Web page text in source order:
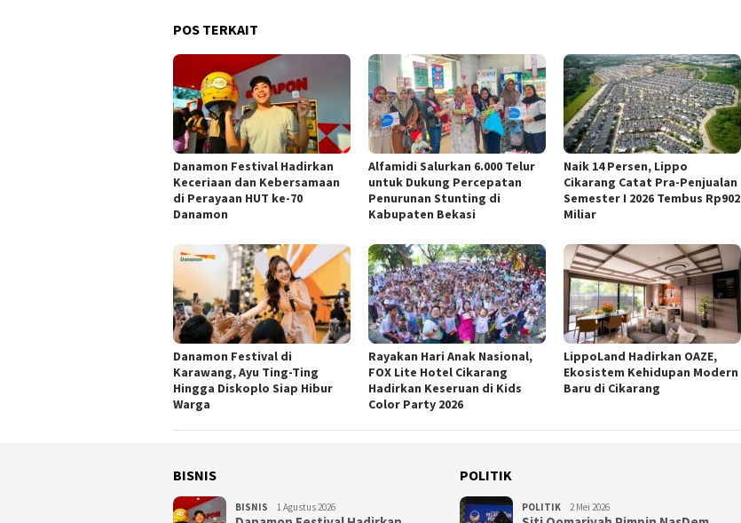
POS TERKAIT
Danamon Festival Hadirkan
Keceriaan dan Kebersamaan
di Perayaan HUT ke-70
Danamon
Alfamidi Salurkan 6.000 Telur
untuk Dukung Percepatan
Penurunan Stunting di
Kabupaten Bekasi
Naik 14 Persen, Lippo
Cikarang Catat Pra-Penjualan
Semester I 2026 Tembus Rp902
Miliar
Danamon Festival di
Karawang, Ayu Ting-Ting
Hingga Diskoplo Siap Hibur
Warga
Rayakan Hari Anak Nasional,
FOX Lite Hotel Cikarang
Hadirkan Keseruan di Kids
Color Party 2026
LippoLand Hadirkan OAZE,
Ekosistem Kehidupan Modern
Baru di Cikarang
BISNIS
BISNIS 1 Agustus 2026
POLITIK
POLITIK 2 Mei 2026